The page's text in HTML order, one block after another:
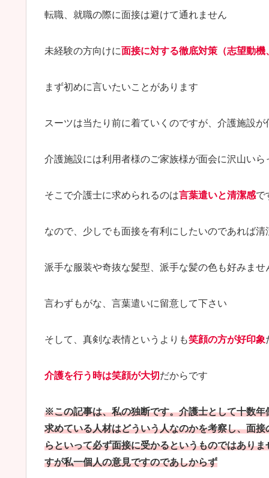
転職、就職の際に面接は避けて通れません
未経験の方向けに面接に対する徹底対策（志望動
まず初めに言いたいことがあります
スーツは当たり前に着ていくのですが、介護施設
介護施設には利用者様のご家族様が面会に沢山いら
そこで介護士に求められるのは言葉遣いと清潔感で
なので、少しでも面接を有利にしたいのであれば
派手な服装や奇抜な髪型、派手な髪の色も好みませ
言わずもがな、言葉遣いに留意して下さい
そして、真剣な表情というよりも笑顔の方が好印象
介護を行う時は笑顔が大切だからです
※この記事は、私の独断です。介護士として十数
求めている人材はどういう人なのかを考察し、面
らといって必ず面接に受かるというものではあり
すが私一個人の意見ですのであしからず